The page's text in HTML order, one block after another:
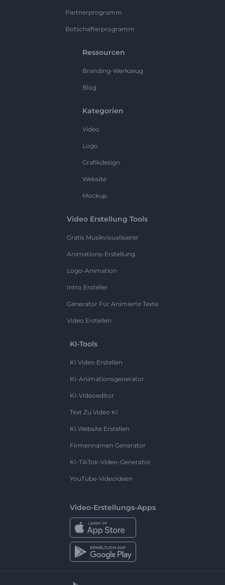
Partnerprogramm
Botschafterprogramm
Ressourcen
Branding-Werkzeug
Blog
Kategorien
Video
Logo
Grafikdesign
Website
Mockup
Video Erstellung Tools
Gratis Musikvisualisierer
Animations-Erstellung
Logo-Animation
Intro Ersteller
Generator Für Animierte Texte
Video Erstellen
KI-Tools
KI Video Erstellen
KI-Animationsgenerator
KI-Videoeditor
Text Zu Video KI
KI Website Erstellen
Firmennamen Generator
KI-TikTok-Video-Generator
YouTube-Videoideen
Video-Erstellungs-Apps